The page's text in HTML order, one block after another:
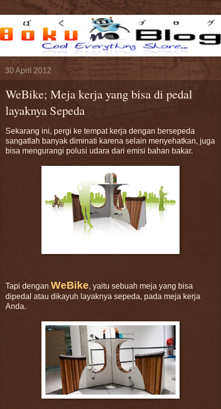
30 April 2012
WeBike; Meja kerja yang bisa di pedal
layaknya Sepeda
Sekarang ini, pergi ke tempat kerja dengan bersepeda
sangatlah banyak diminati karena selain menyehatkan, juga
bisa mengurangi polusi udara dari emisi bahan bakar.
Tapi dengan WeBike, yaitu sebuah meja yang bisa
dipedal atau dikayuh layaknya sepeda, pada meja kerja
Anda.